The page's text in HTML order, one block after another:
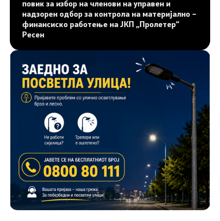
повик за избор на членови на управен и
надзорен одбор за контрола на материјално –
финансиско работење на ЈКП „Пролетер“
Ресен